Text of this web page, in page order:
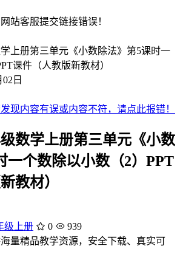
站客服提交链接错误！
日
现内容有误或内容不符，请点此报错！
数学上册第三单元《小数
一个数除以小数（2）PPT
教材）
级上册 0
939
海量精品教学资源，安全下载、真实可